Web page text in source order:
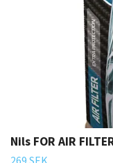
Nils FOR AIR
269 SEK